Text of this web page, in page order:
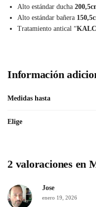
Alto estándar ducha
Alto estándar bañera
Tratamiento antical “
Información
Medidas hasta
Elige
2 valoraciones en
Jose
enero 19, 2026